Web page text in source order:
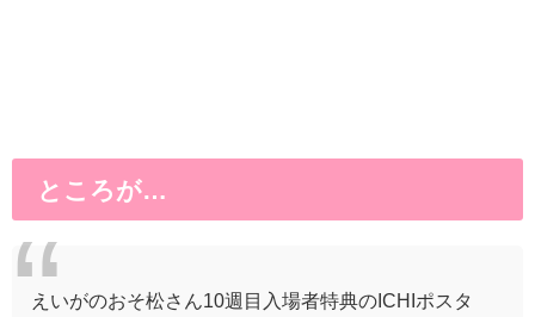
ところが…
えいがのおそ松さん10週目入場者特典のICHIポスタ